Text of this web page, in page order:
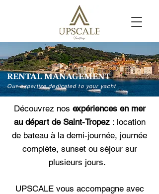
RENTAL MANAGEMENT
Our expertise dedicated to your yacht
Découvrez nos expériences en mer
au départ de Saint-Tropez: location
de bateau à la demi-journée, journée
complète, sunset ou séjour sur
plusieurs jours.
UPSCALE vous accompagneavec